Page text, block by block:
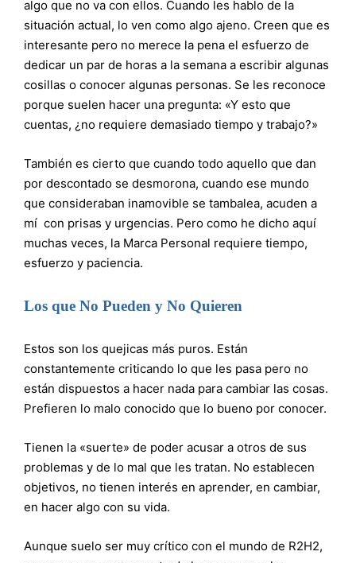
algo que no va con ellos. Cuando les hablo de la
situación actual, lo ven como algo ajeno. Creen que es
interesante pero no merece la pena el esfuerzo de
dedicar un par de horas a la semana a escribir algunas
cosillas o conocer algunas personas. Se les reconoce
porque suelen hacer una pregunta: «Y esto que
cuentas, ¿no requiere demasiado tiempo y trabajo?»
También es cierto que cuando todo aquello que dan
por descontado se desmorona, cuando ese mundo
que consideraban inamovible se tambalea, acuden a
mí con prisas y urgencias. Pero como he dicho aquí
muchas veces, la Marca Personal requiere tiempo,
esfuerzo y paciencia.
Los que No Pueden y No Quieren
Estos son los quejicas más puros. Están
constantemente criticando lo que les pasa pero no
están dispuestos a hacer nada para cambiar las cosas.
Prefieren lo malo conocido que lo bueno por conocer.
Tienen la «suerte» de poder acusar a otros de sus
problemas y de lo mal que les tratan. No establecen
objetivos, no tienen interés en aprender, en cambiar,
en hacer algo con su vida.
Aunque suelo ser muy crítico con el mundo de R2H2,